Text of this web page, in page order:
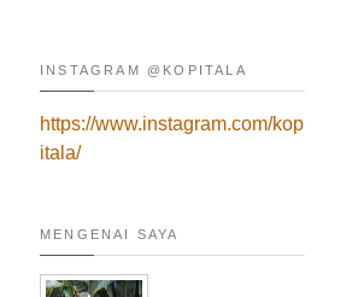
INSTAGRAM @KOPITALA
https://www.instagram.com/kop
itala/
MENGENAI SAYA